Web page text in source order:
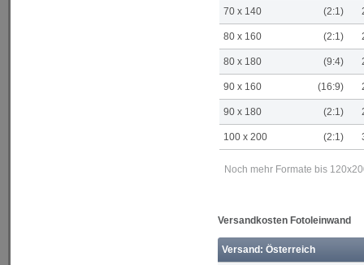
70 x 140 (2:1)
80 x 160 (2:1)
80 x 180 (9:4)
90 x 160 (16:9)
90 x 180 (2:1)
100 x 200 (2:1)
Noch mehr Formate bis
Versandkosten Fotoleinwand
Versand: Österreich